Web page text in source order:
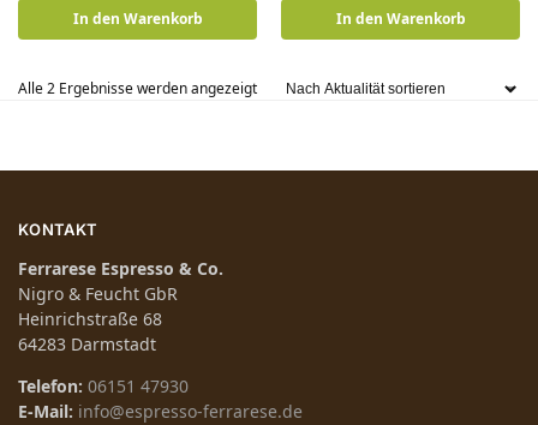
In den Warenkorb In den Warenkorb
Alle 2 Ergebnisse werden angezeigt
KONTAKT
Ferrarese Espresso & Co.
Nigro & Feucht GbR
Heinrichstraße 68
64283 Darmstadt
Telefon: 06151 47930
E-Mail: info@espresso-ferrarese.de